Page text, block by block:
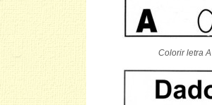
Colorir letra A